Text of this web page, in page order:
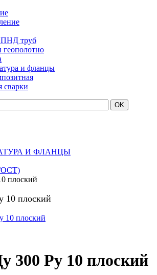
ПНД труб
геополотно
и фланцы
сварки
И ФЛАНЦЫ
плоский
10 плоский
300 Ру 10 плоский